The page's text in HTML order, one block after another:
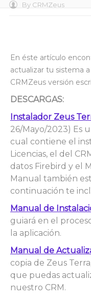
By CRMZeus
En éste artículo
actualizar tu sistema
CRMZeus versión
DESCARGAS:
Instalador Zeus
26/Mayo/2023) Es
cual contiene el
Licencias, el del
datos Firebird y el
Manual también
continuación te
Manual de
guiará en el
la aplicación.
Manual de
copia de Zeus
que puedas
nuestro CRM.